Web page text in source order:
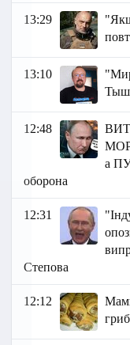
13:29
13:10
12:48
а
оборона
12:31
Степова
12:12